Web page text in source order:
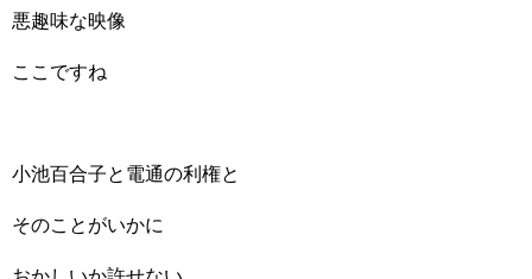
悪趣味な映像
ここですね
小池百合子と電通の利権と
そのことがいかに